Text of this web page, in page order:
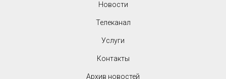
Новости
Телеканал
Услуги
Контакты
Архив новостей